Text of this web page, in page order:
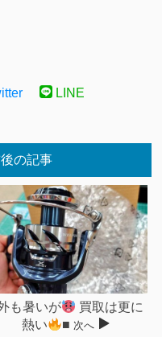
LINE
の記事
も暑いが
買取は更に
熱い
■ 次へ